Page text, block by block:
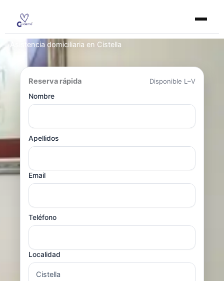
contenido
Asistencia domiciliaria en Cistella
Reserva rápida
Disponible L–V
Nombre
Apellidos
Email
Teléfono
Localidad